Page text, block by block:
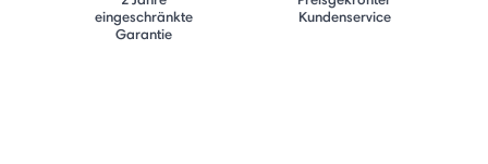
eingeschränkte
Garantie
Kundenservice